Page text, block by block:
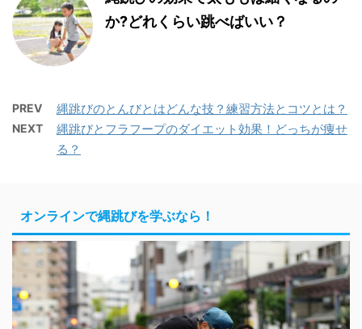
か?どれくらい跳べばいい？
PREV 縄跳びのとんびとはどんな技？練習方法とコツとは？
NEXT
縄跳びとフラフープのダイエット効果！どっちが痩せ
る？
オンラインで縄跳びを学ぶなら！